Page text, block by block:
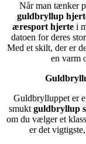
Når man tænker
guldbryllup
æresport hjertei
datoen for deres
Med et skilt, der er
en varm
Guldbrylluppet er
smuktguldbryllup
om du vælger et
er det